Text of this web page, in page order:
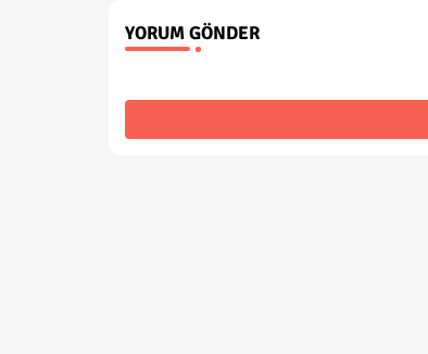
YORUM GÖNDER